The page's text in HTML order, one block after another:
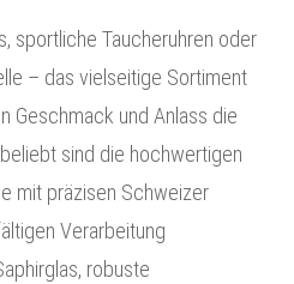
sportliche Taucheruhren oder
– das vielseitige Sortiment
Geschmack und Anlass die
sind die hochwertigen
mit präzisen Schweizer
Verarbeitung
robuste